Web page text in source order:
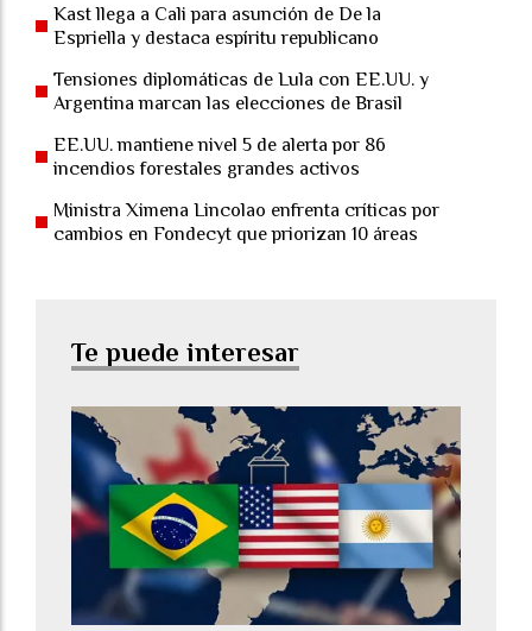
Kast llega a Cali para asunción de De la
Espriella y destaca espíritu republicano
Tensiones diplomáticas de Lula con EE.UU. y
Argentina marcan las elecciones de Brasil
EE.UU. mantiene nivel 5 de alerta por 86
incendios forestales grandes activos
Ministra Ximena Lincolao enfrenta críticas por
cambios en Fondecyt que priorizan 10 áreas
Te puede interesar